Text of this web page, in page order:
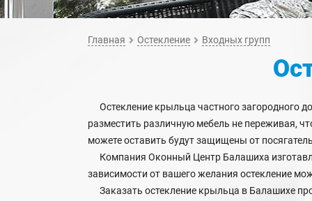
Главная Остекление Входных групп
Остекление крыльца частного загородного
разместить различную мебель не переживая,
можете оставить будут защищены от
Компания Оконный Центр Балашиха
зависимости от вашего желания остекление
Заказать остекление крыльца в Балашихе